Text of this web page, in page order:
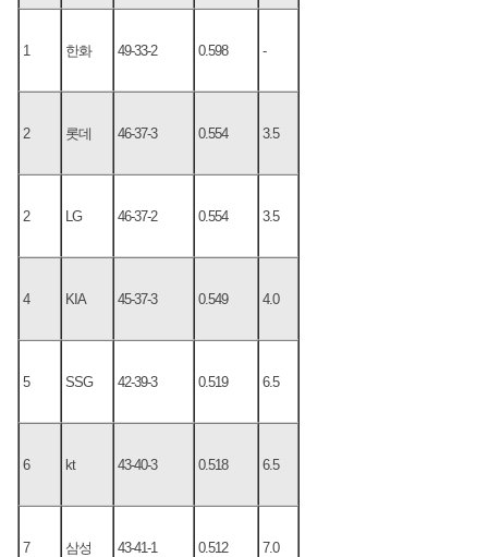
1 한화 49-33-2 0.598 -
2 롯데 46-37-3 0.554 3.5
2 LG 46-37-2 0.554 3.5
4 KIA 45-37-3 0.549 4.0
5 SSG 42-39-3 0.519 6.5
6 kt 43-40-3 0.518 6.5
7 삼성 43-41-1 0.512 7.0